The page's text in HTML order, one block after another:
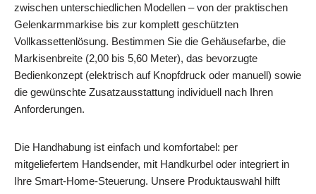
zwischen unterschiedlichen Modellen – von der praktischen
Gelenkarmmarkise bis zur komplett geschützten
Vollkassettenlösung. Bestimmen Sie die Gehäusefarbe, die
Markisenbreite (2,00 bis 5,60 Meter), das bevorzugte
Bedienkonzept (elektrisch auf Knopfdruck oder manuell) sowie
die gewünschte Zusatzausstattung individuell nach Ihren
Anforderungen.
Die Handhabung ist einfach und komfortabel: per
mitgeliefertem Handsender, mit Handkurbel oder integriert in
Ihre Smart-Home-Steuerung. Unsere Produktauswahl hilft